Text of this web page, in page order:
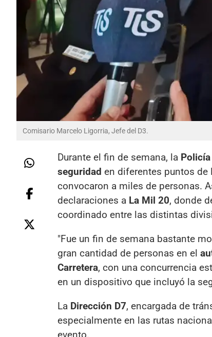
Comisario Marcelo Ligorria, Jefe del D3.
Durante el fin de semana, la
seguridad en diferentes puntos de
convocaron a miles de personas.
declaraciones a La Mil 20, donde
coordinado entre las distintas
"Fue un fin de semana bastante
gran cantidad de personas en el
Carretera, con una concurrencia
en un dispositivo que incluyó la
La Dirección D7, encargada de
especialmente en las rutas